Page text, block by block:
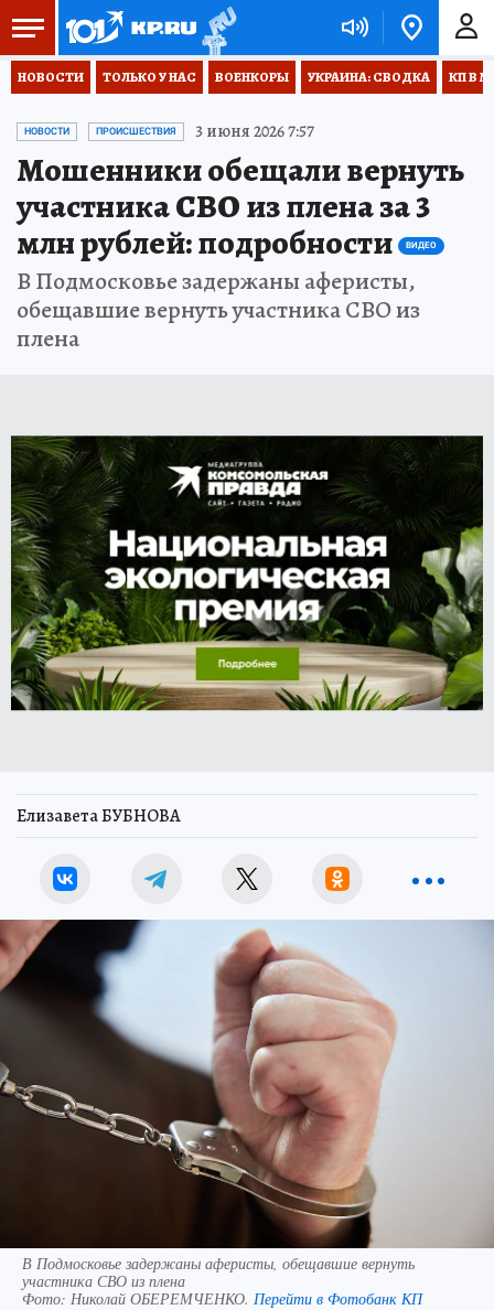
НОВОСТИ ТОЛЬКО У НАС ВОЕНКОРЫ УКРАИНА: СВОДКА КП В
НОВОСТИ ПРОИСШЕСТВИЯ 3 июня 2026 7:57
Мошенники обещали вернуть
участника СВО из плена за 3
млн рублей: подробности
ВИДЕО
В Подмосковье задержаны аферисты,
обещавшие вернуть участника СВО из
плена
Елизавета БУБНОВА
В Подмосковье задержаны аферисты, обещавшие вернуть
участника СВО из плена
Фото: Николай ОБЕРЕМЧЕНКО. Перейти в Фотобанк КП